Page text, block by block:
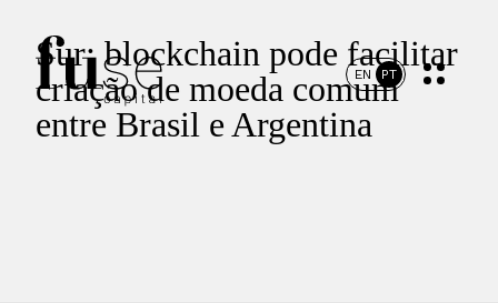
EN PT
Sur: blockchain pode facilitar
criação de moeda comum
entre Brasil e Argentina